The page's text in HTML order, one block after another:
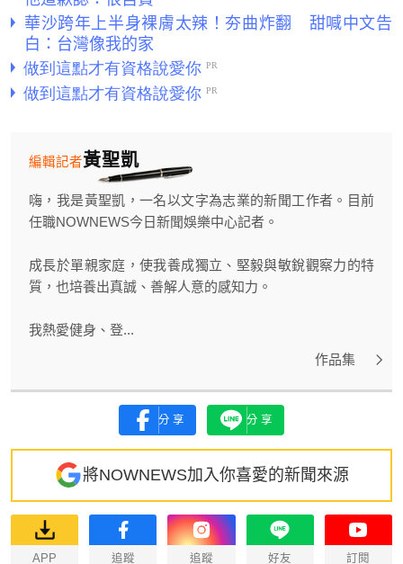
華沙跨年上半身裸膚太辣！夯曲炸翻 甜喊中文告
白：台灣像我的家
黃聖凱
編輯記者
嗨，我是黃聖凱，一名以文字為志業的新聞工作者。目前
任職NOWNEWS今日新聞娛樂中心記者。
成長於單親家庭，使我養成獨立、堅毅與敏銳觀察力的特
質，也培養出真誠、善解人意的感知力。
我熱愛健身、登...
作品集
分享 分享
將NOWNEWS加入你喜愛的新聞來源
APP 追蹤 追蹤 好友 訂閱